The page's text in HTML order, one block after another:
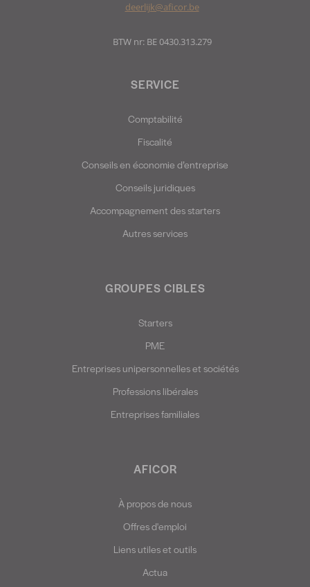
SERVICE
Comptabilité
Fiscalité
Conseils en économie d’entreprise
Conseils juridiques
Accompagnement des starters
Autres services
GROUPES CIBLES
Starters
PME
Entreprises unipersonnelles et sociétés
Professions libérales
Entreprises familiales
AFICOR
À propos de nous
Offres d'emploi
Liens utiles et outils
Actua
deerlijk@aficor.be
BTW nr: BE 0430.313.279